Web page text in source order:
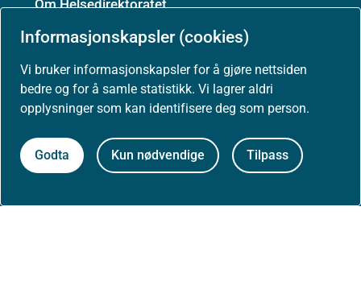
Informasjonskapsler (cookies)
Vi bruker informasjonskapsler for å gjøre nettsiden
bedre og for å samle statistikk. Vi lagrer aldri
opplysninger som kan identifisere deg som person.
Godta Kun nødvendige Tilpass
Om Helsedirektoratet
Jobbe hos oss
Kontakt oss